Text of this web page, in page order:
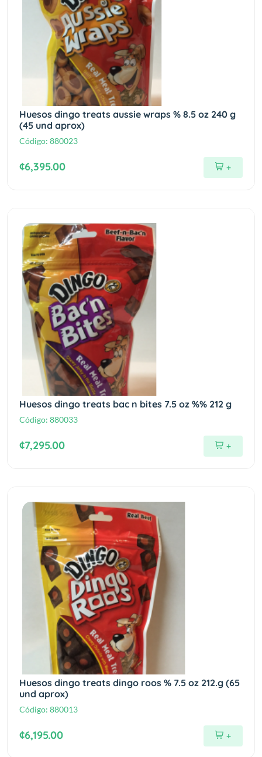
Huesos dingo treats aussie wraps % 8.5 oz 240 g
(45 und aprox)
Código: 880023
¢6,395.00 +
Huesos dingo treats bac n bites 7.5 oz %% 212 g
Código: 880033
¢7,295.00 +
Huesos dingo treats dingo roos % 7.5 oz 212.g (65
und aprox)
Código: 880013
¢6,195.00 +